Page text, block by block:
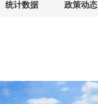
统计数据 政策动态